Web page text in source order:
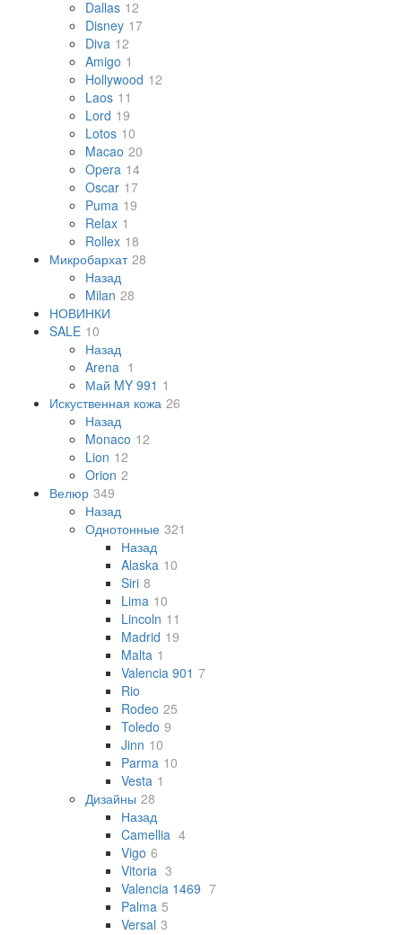
Dallas 12
Disney 17
Diva 12
Amigo 1
Hollywood 12
Laos 11
Lord 19
Lotos 10
Macao 20
Opera 14
Oscar 17
Puma 19
Relax 1
Rollex 18
Микробархат 28
Назад
Milan 28
НОВИНКИ
SALE 10
Назад
Arena 1
Май MY 991 1
Искуственная кожа 26
Назад
Monaco 12
Lion 12
Orion 2
Велюр 349
Назад
Однотонные 321
Назад
Alaska 10
Siri 8
Lima 10
Lincoln 11
Madrid 19
Malta 1
Valencia 901 7
Rio
Rodeo 25
Toledo 9
Jinn 10
Parma 10
Vesta 1
Дизайны 28
Назад
Camellia 4
Vigo 6
Vitoria 3
Valencia 1469 7
Palma 5
Versal 3